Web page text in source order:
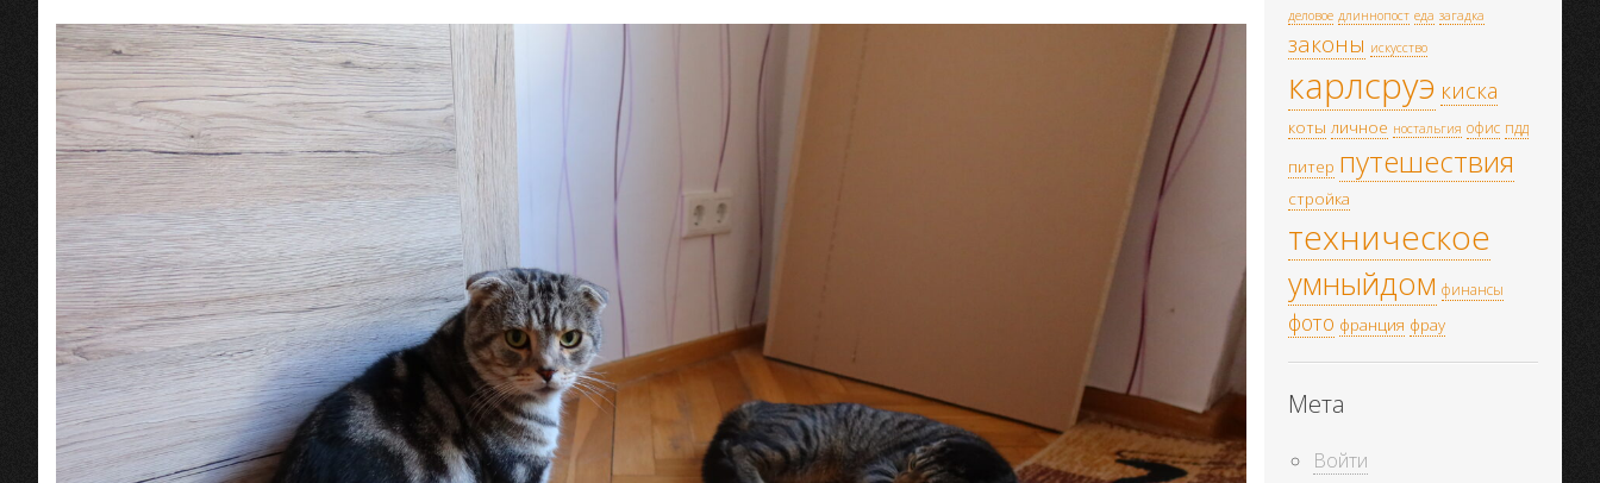
деловое длиннопост еда загадка
законы искусство
карлсруэ киска
коты личное ностальгия офис пдд
питер путешествия
стройка
техническое
умныйдом финансы
фото франция фрау
Мета
Войти